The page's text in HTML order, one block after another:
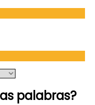
palabras?